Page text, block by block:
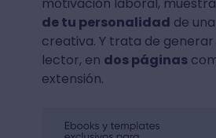
motivación laboral,
de tu personalidad de
creativa. Y trata de generar
lector, en dos páginas
extensión.